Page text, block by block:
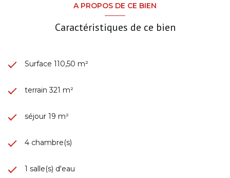
A PROPOS DE CE BIEN
Caractéristiques de ce bien
Surface 110,50 m²
terrain 321 m²
séjour 19 m²
4 chambre(s)
1 salle(s) d'eau